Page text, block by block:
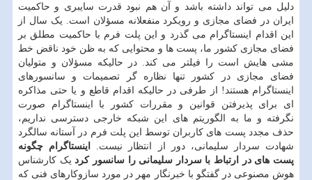
دلیل می تواند داشته باشد و آن هم نبود قدرت سایبری و حاکمیت
ایران در فضای مجازی و رویکرد منفعلانه مسؤلان است. یک سال از
این اقدام اینستاگرام می گذرد و این پلت فرم با حاکمیت مطلق بر
فضای مجازی کشور ما، پست ها و محتوایی که به ظن خود ناقض خط
مشی هایش است را فیلتر می کند. در حالیکه مسؤلان و متولیان
فضای مجازی در کشور تنها نظاره گر تصمیمات و سانسورهای
اینستاگرام هستند! از طرفی در حالیکه اقدام قاطع و یا حتی مذاکره
ای برای پذیرفتن قوانین و مقررات کشور با اینستاگرام صورت
نگرفته و ما به الگوریتم های این شبکه خارجی دسترسی نداریم،
حذف مجدد پست های کاربران توسط این پلت فرم در آستانه سالگرد
شهادت سردار سلیمانی، دور از انتظار نیست.
اینستاگرام چگونه
پست های در ارتباط با سردار سلیمانی را سانسور کردیک کارشناس
هوش مصنوعی در گفتگو با خبرنگار مهر در مورد سازوکارهای فنی که